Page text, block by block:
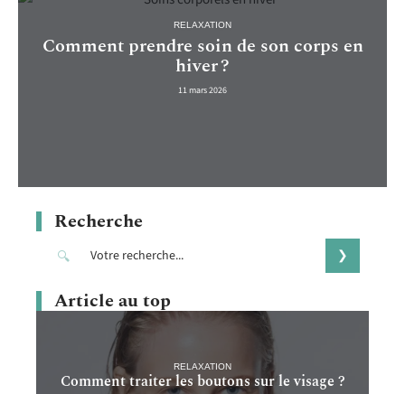
RELAXATION
Comment prendre soin de son corps en
hiver ?
11 mars 2026
Recherche
Article au top
RELAXATION
Comment traiter les boutons sur le visage ?